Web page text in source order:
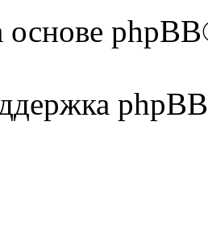
основе
phpBB